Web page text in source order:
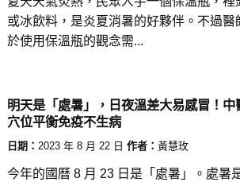
或冰飲料，是炎夏消暑的好夥伴。不過醫
於使用保溫瓶的觀念需...
明天是「處暑」，日夜溫差大易感冒！中
穴位平衡免疫不生病
日期： 2023 年 8 月 22 日 作者： 黃慧玫
今年的國曆 8 月 23 日是「處暑」。處暑